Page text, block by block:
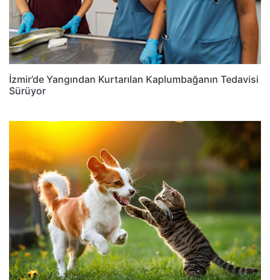
İzmir’de Yangından Kurtarılan Kaplumbağanın Tedavisi
Sürüyor